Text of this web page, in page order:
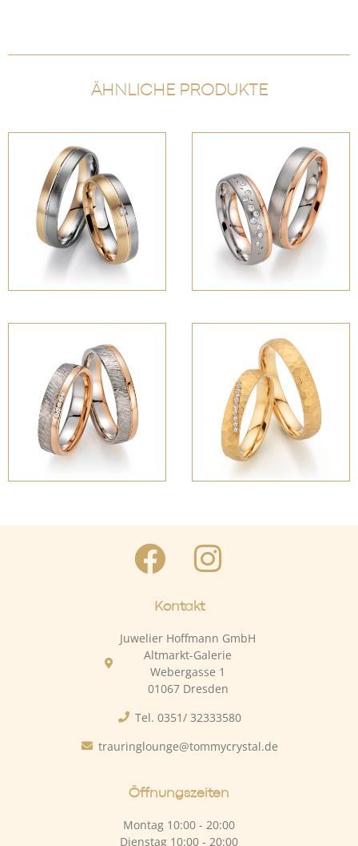
ÄHNLICHE PRODUKTE
Kontakt
Juwelier Hoffmann GmbH
Altmarkt-Galerie
Webergasse 1
01067 Dresden
Tel. 0351/ 32333580
trauringlounge@tommycrystal.de
Öffnungszeiten
Montag 10:00 - 20:00
Dienstag 10:00 - 20:00